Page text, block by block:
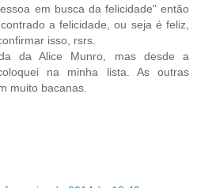
em busca da felicidade" então
a felicidade, ou seja é feliz,
isso, rsrs.
da Alice Munro, mas desde a
na minha lista. As outras
muito bacanas.